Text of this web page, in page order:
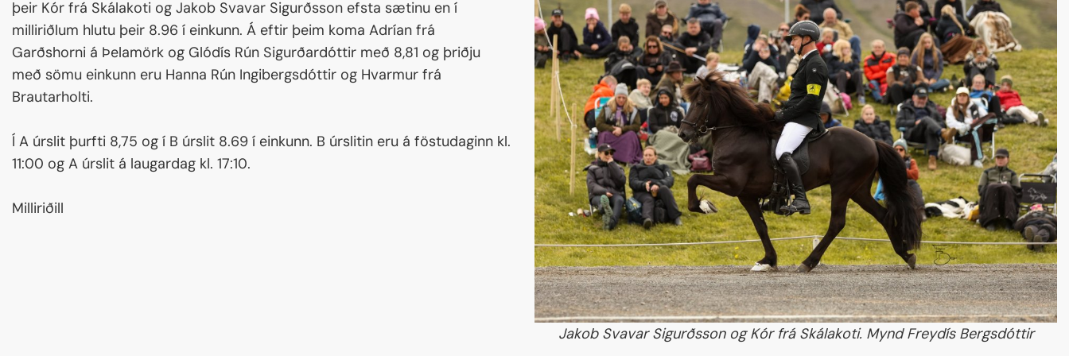
Markaðstorg
Matarmenning
Tímarit LM2026
Sjálfboðaliðar
Úrslit fyrri móta
Skráning keppenda
Sýningargreinar
Tónlist
Þátttökuréttur
Æfingatímar
Jakob Svavar Sigurðsson og Kór frá Skálakoti. Mynd Freydís Bergsdóttir
þeir Kór frá Skálakoti og Jakob Svavar Sigurðsson efsta sætinu en í
milliriðlum hlutu þeir 8.96 í einkunn. Á eftir þeim koma Adrían frá
Garðshorni á Þelamörk og Glódís Rún Sigurðardóttir með 8,81 og þriðju
með sömu einkunn eru Hanna Rún Ingibergsdóttir og Hvarmur frá
Brautarholti.
Í A úrslit þurfti 8,75 og í B úrslit 8.69 í einkunn. B úrslitin eru á föstudaginn kl.
11:00 og A úrslit á laugardag kl. 17:10.
Milliriðill